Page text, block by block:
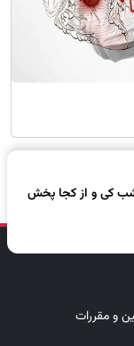
شب کی و از کجا پخش
و مقررات